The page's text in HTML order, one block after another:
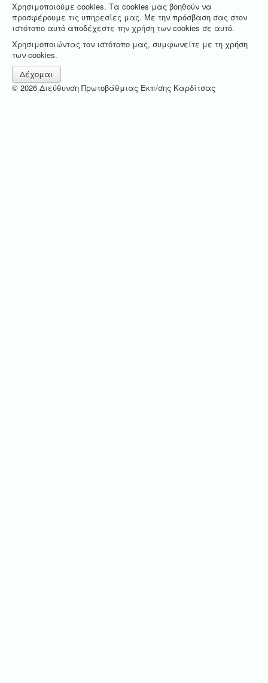
Χρησιμοποιούμε cookies. Τα cookies μας βοηθούν να
προσφέρουμε τις υπηρεσίες μας. Με την πρόσβαση σας στον
ιστότοπο αυτό αποδέχεστε την χρήση των cookies σε αυτό.
Χρησιμοποιώντας τον ιστότοπο μας, συμφωνείτε με τη χρήση
των cookies.
Δέχομαι
© 2026 Διεύθυνση Πρωτοβάθμιας Εκπ/σης Καρδίτσας